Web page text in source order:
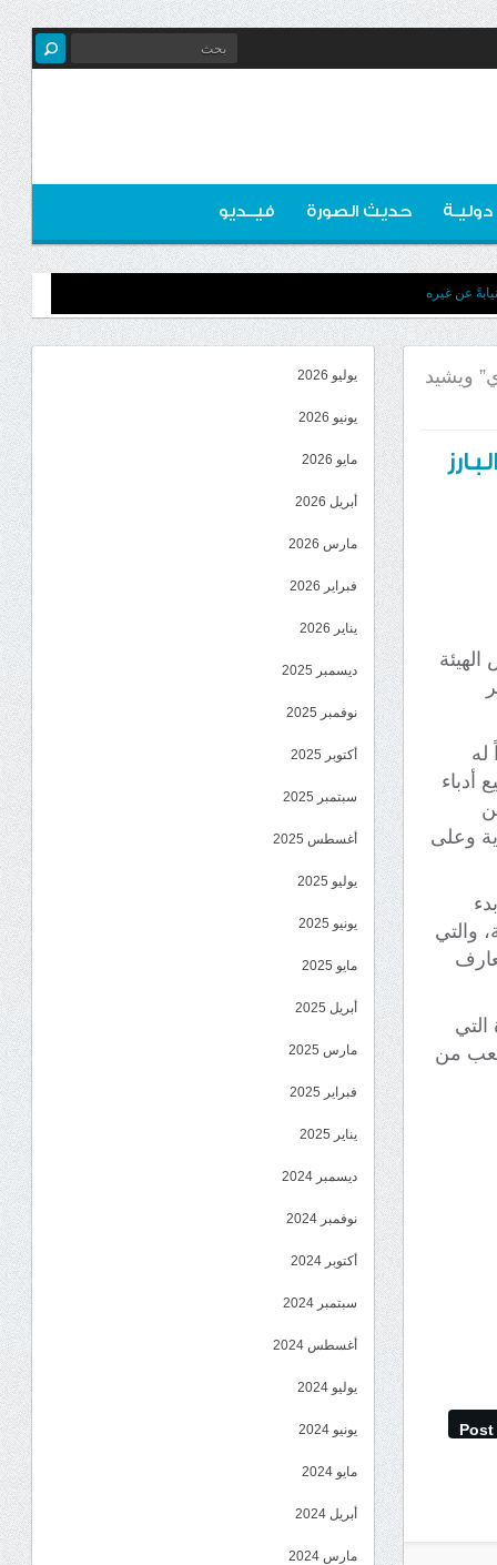
دوليـة حديث الصورة فيــديو
عن غيره
ويشيد
له
أدباء
وعلى
والتي
من
Post
يوليو 2026
يونيو 2026
مايو 2026
أبريل 2026
مارس 2026
فبراير 2026
يناير 2026
ديسمبر 2025
نوفمبر 2025
أكتوبر 2025
سبتمبر 2025
أغسطس 2025
يوليو 2025
يونيو 2025
مايو 2025
أبريل 2025
مارس 2025
فبراير 2025
يناير 2025
ديسمبر 2024
نوفمبر 2024
أكتوبر 2024
سبتمبر 2024
أغسطس 2024
يوليو 2024
يونيو 2024
مايو 2024
أبريل 2024
مارس 2024